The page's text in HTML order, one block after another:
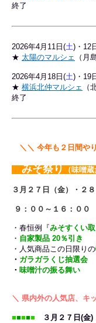
終了
2026年4 月11日(土)・12
★ 太陽のマルシェ （月
2026年4月18日(土)・19
★ 横浜北仲マルシェ （
終了
＼＼ 今年も２ 日間や
みそ祭り （味噌
３月２７日（金） ・２
９：００～１６：００
・春恒例『みそすくい取
・ 自家製品 20％引き
・人気商品この日限りの
・ ガラガラくじ抽選会
・ 味噌汁の振る舞い
＼ 県内外の人気店、 キ
■■■■■ ３月２７日(金)